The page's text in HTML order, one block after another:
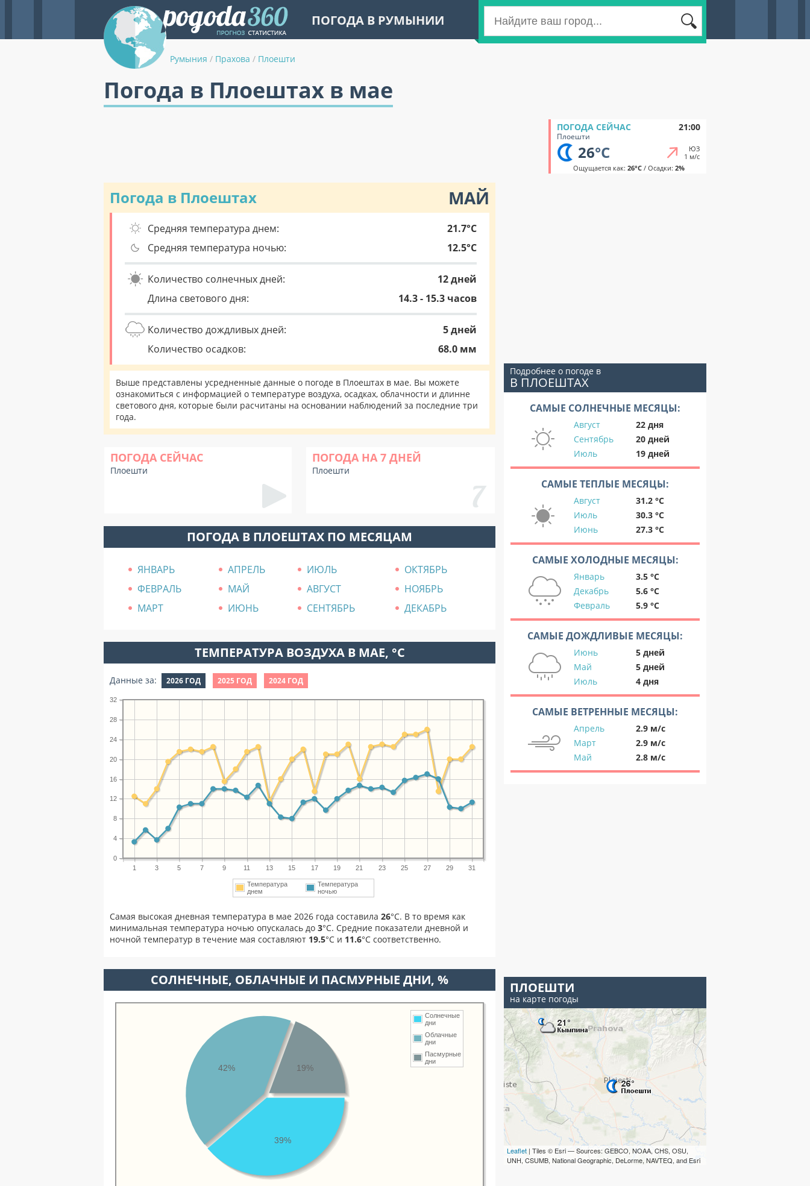
ПОГОДА В РУМЫНИИ
Румыния / Прахова / Плоешти
Погода в Плоештах в мае
ПОГОДА СЕЙЧАС 21:00
Плоешти
26°C
ЮЗ
1 м/с
Ощущается как: 26°C/ Осадки: 2%
Погода в Плоештах МАЙ
Средняя температура днем:
21.7°C
Средняя температура ночью:
12.5°C
Количество солнечных дней:
12 дней
Длина светового дня:
14.3 - 15.3 часов
Количество дождливых дней:
5 дней
Количество осадков:
68.0 мм
Выше представлены усредненные данные о погоде в Плоештах в мае. Вы можете
ознакомиться с информацией о температуре воздуха, осадках, облачности и длинне
светового дня, которые были расчитаны на основании наблюдений за последние три
года.
ПОГОДА СЕЙЧАС
Плоешти
ПОГОДА НА 7 ДНЕЙ
Плоешти
ПОГОДА В ПЛОЕШТАХ ПО МЕСЯЦАМ
ЯНВАРЬ АПРЕЛЬ ИЮЛЬ
ОКТЯБРЬ
ФЕВРАЛЬ
МАЙ АВГУСТ
НОЯБРЬ
МАРТ
ИЮНЬ СЕНТЯБРЬ ДЕКАБРЬ
ТЕМПЕРАТУРА ВОЗДУХА В МАЕ, °C
Данные за: 2026 ГОД 2025 ГОД 2024 ГОД
1 3 5 7 9 11 13 15 17 19 21 23 25 27 29 31
0
4
8
12
16
20
24
28
32
Температура
днем
Температура
ночью
Самая высокая дневная температура в мае 2026 года составила 26°С. В то время как
минимальная температура ночью опускалась до 3°C. Средние показатели дневной и
ночной температур в течение мая составляют 19.5°С и 11.6°С соответственно.
CОЛНЕЧНЫЕ, ОБЛАЧНЫЕ И ПАСМУРНЫЕ ДНИ, %
Солнечные
дни
Облачные
дни
Пасмурные
дни
39%
42% 19%
Подробнее о погоде в
В ПЛОЕШТАХ
САМЫЕ СОЛНЕЧНЫЕ МЕСЯЦЫ:
Август
22 дня
Сентябрь
20 дней
Июль
19 дней
САМЫЕ ТЕПЛЫЕ МЕСЯЦЫ:
Август
31.2 °C
Июль
30.3 °C
Июнь
27.3 °C
САМЫЕ ХОЛОДНЫЕ МЕСЯЦЫ:
Январь
3.5 °C
Декабрь
5.6 °C
Февраль
5.9 °C
САМЫЕ ДОЖДЛИВЫЕ МЕСЯЦЫ:
Июнь
5 дней
Май
5 дней
Июль
4 дня
САМЫЕ ВЕТРЕННЫЕ МЕСЯЦЫ:
Апрель
2.9 м/с
Март
2.9 м/с
Май
2.8 м/с
ПЛОЕШТИ
на карте погоды
Leaflet | Tiles © Esri — Sources: GEBCO, NOAA, CHS, OSU,
UNH, CSUMB, National Geographic, DeLorme, NAVTEQ, and Esri